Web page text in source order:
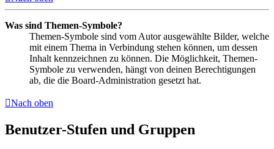
Was sind Themen-Symbole?
Themen-Symbole sind vom Autor ausgewählte Bilder, welche
mit einem Thema in Verbindung stehen können, um dessen
Inhalt kennzeichnen zu können. Die Möglichkeit, Themen-
Symbole zu verwenden, hängt von deinen Berechtigungen
ab, die die Board-Administration gesetzt hat.
Nach oben
Benutzer-Stufen und Gruppen